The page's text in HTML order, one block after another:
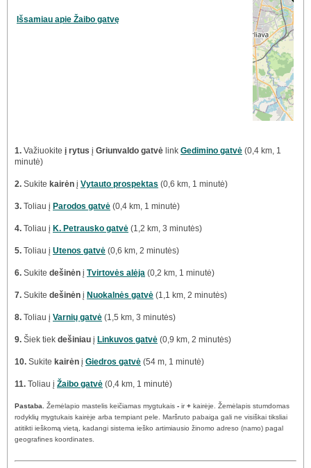
Išsamiau apie Žaibo gatvę
1. Važiuokite į rytus į Griunvaldo gatvė link Gedimino gatvė (0,4 km, 1
minutė)
2. Sukite kairėn į Vytauto prospektas (0,6 km, 1 minutė)
3. Toliau į Parodos gatvė (0,4 km, 1 minutė)
4. Toliau į K. Petrausko gatvė (1,2 km, 3 minutės)
5. Toliau į Utenos gatvė (0,6 km, 2 minutės)
6. Sukite dešinėn į Tvirtovės alėja (0,2 km, 1 minutė)
7. Sukite dešinėn į Nuokalnės gatvė (1,1 km, 2 minutės)
8. Toliau į Varnių gatvė (1,5 km, 3 minutės)
9. Šiek tiek dešiniau į Linkuvos gatvė (0,9 km, 2 minutės)
10. Sukite kairėn į Giedros gatvė (54 m, 1 minutė)
11. Toliau į Žaibo gatvė (0,4 km, 1 minutė)
Pastaba. Žemėlapio mastelis keičiamas mygtukais - ir+ kairėje. Žemėlapis stumdomas
rodyklių mygtukais kairėje arba tempiant pele. Maršruto pabaiga gali ne visiškai tiksliai
atitikti ieškomą vietą, kadangi sistema ieško artimiausio žinomo adreso (namo) pagal
geografines koordinates.